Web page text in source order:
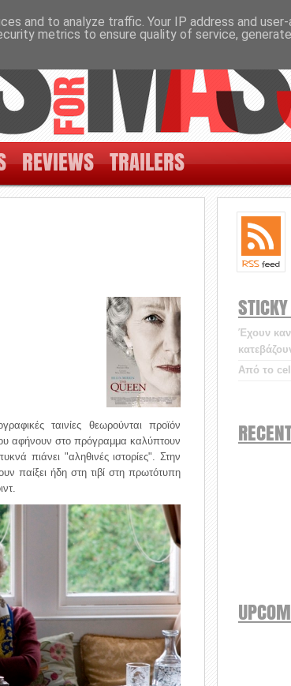
REVIEWS TRAILERS
ταινίες θεωρούνται προϊόν
αφήνουν στο πρόγραμμα καλύπτουν
πιάνει "αληθινές ιστορίες". Στην
παίξει ήδη στη τιβί στη πρωτότυπη
STICKY
Έχουν
Από το
and to analyze traffic. Your IP address and
metrics to ensure quality of service,